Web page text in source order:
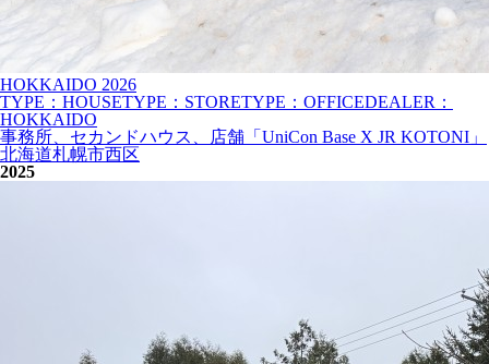
HOKKAIDO 2026
TYPE：HOUSETYPE：STORETYPE：OFFICEDEALER：
HOKKAIDO
事務所、セカンドハウス、店舗「UniCon Base X JR KOTONI」
北海道札幌市西区
2025